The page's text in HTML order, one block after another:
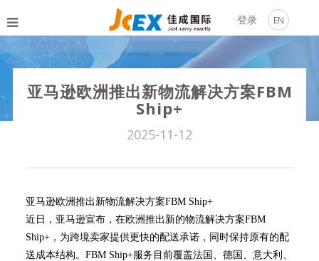
登录 EN
亚马逊欧洲推出新物流解决方案FBM
Ship+
2025-11-12
亚马逊欧洲推出新物流解决方案FBM Ship+
近日，亚马逊宣布，在欧洲推出新的物流解决方案FBM
Ship+，为跨境卖家提供更快的配送承诺，同时保持原有的配
送成本结构。FBM Ship+服务目前覆盖法国、德国、意大利、